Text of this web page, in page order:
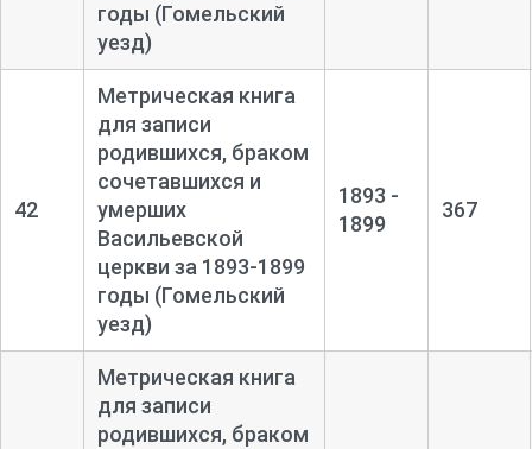
годы (Гомельский
уезд)
42
Метрическая книга
для записи
родившихся, браком
сочетавшихся и
умерших
Васильевской
церкви за 1893-1899
годы (Гомельский
уезд)
1893 -
1899
367
Метрическая книга
для записи
родившихся, браком